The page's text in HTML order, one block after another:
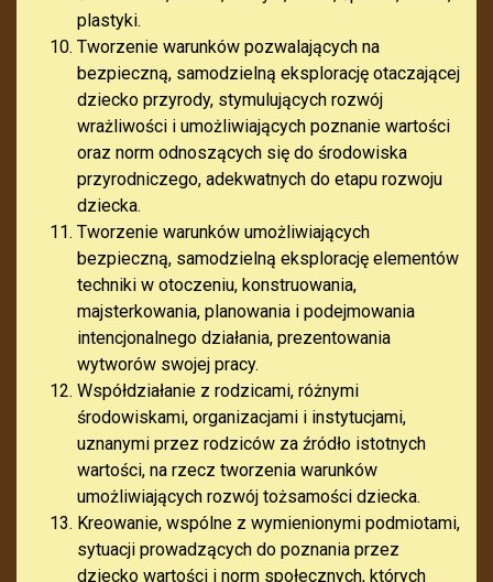
plastyki.
Tworzenie warunków pozwalających na
bezpieczną, samodzielną eksplorację otaczającej
dziecko przyrody, stymulujących rozwój
wrażliwości i umożliwiających poznanie wartości
oraz norm odnoszących się do środowiska
przyrodniczego, adekwatnych do etapu rozwoju
dziecka.
Tworzenie warunków umożliwiających
bezpieczną, samodzielną eksplorację elementów
techniki w otoczeniu, konstruowania,
majsterkowania, planowania i podejmowania
intencjonalnego działania, prezentowania
wytworów swojej pracy.
Współdziałanie z rodzicami, różnymi
środowiskami, organizacjami i instytucjami,
uznanymi przez rodziców za źródło istotnych
wartości, na rzecz tworzenia warunków
umożliwiających rozwój tożsamości dziecka.
Kreowanie, wspólne z wymienionymi podmiotami,
sytuacji prowadzących do poznania przez
dziecko wartości i norm społecznych, których